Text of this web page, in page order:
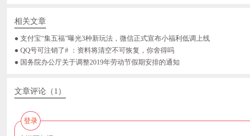
相关文章
● 支付宝“集五福”曝光3种新玩法，微信正式宣布小福利低调上线
● QQ号可注销了# ：资料将清空不可恢复，你舍得吗
● 国务院办公厅关于调整2019年劳动节假期安排的通知
文章评论（1）
登录